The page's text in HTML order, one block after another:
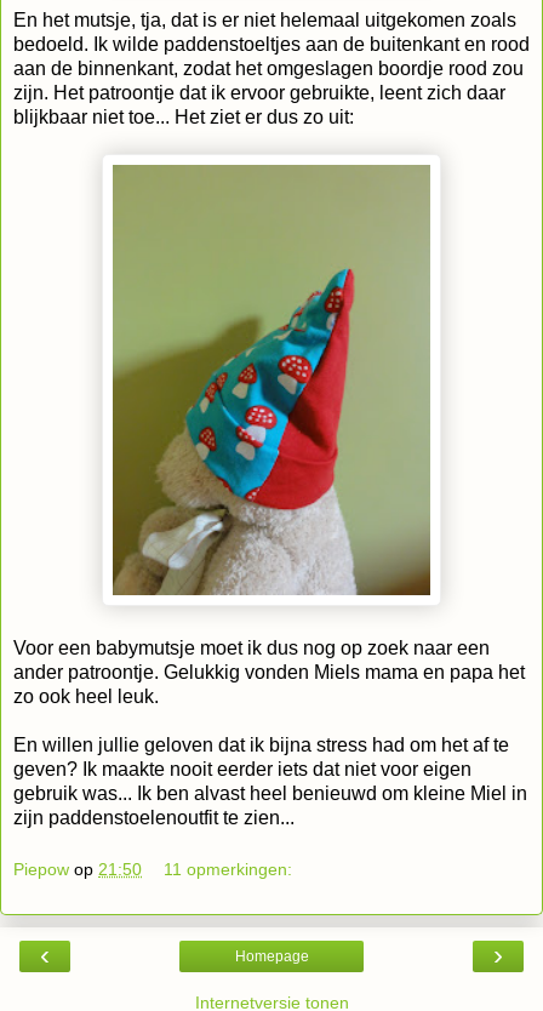
En het mutsje, tja, dat is er niet helemaal uitgekomen zoals
bedoeld. Ik wilde paddenstoeltjes aan de buitenkant en rood
aan de binnenkant, zodat het omgeslagen boordje rood zou
zijn. Het patroontje dat ik ervoor gebruikte, leent zich daar
blijkbaar niet toe... Het ziet er dus zo uit:
Voor een babymutsje moet ik dus nog op zoek naar een
ander patroontje. Gelukkig vonden Miels mama en papa het
zo ook heel leuk.
En willen jullie geloven dat ik bijna stress had om het af te
geven? Ik maakte nooit eerder iets dat niet voor eigen
gebruik was... Ik ben alvast heel benieuwd om kleine Miel in
zijn paddenstoelenoutfit te zien...
Piepow op 21:50 11 opmerkingen:
‹ ›
Homepage
Internetversie tonen